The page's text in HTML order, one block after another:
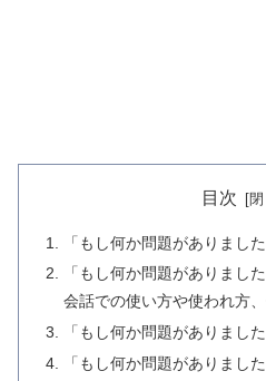
目次
「もし何か問題がありまし
「もし何か問題がありまし
会話での使い方や使われ方
「もし何か問題がありまし
「もし何か問題がありまし